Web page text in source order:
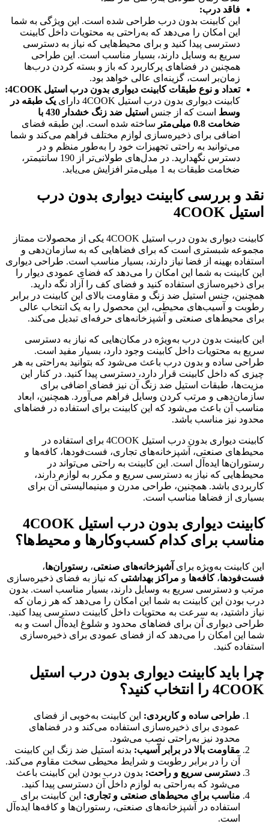
فاقد درب:
این کابینت بدون درب طراحی شده است. این ویژگی به شما
این امکان را می‌دهد که به‌راحتی به محتویات داخل کابینت
دسترسی پیدا کنید و برای محیط‌هایی که نیاز به دسترسی
سریع به وسایل دارند، بسیار مناسب است. این طراحی
همچنین در فضاهای پرکاربرد که باز و بسته کردن درب‌ها
زمان‌بر است، گزینه‌ای عالی خواهد بود.
تعداد و نوع طبقات کابینت دیواری بدون درب استیل 4COOK
:
کابینت دیواری بدون درب استیل 4COOK دارای
یک طبقه در
وسط است که از جنس
استیل ضد زنگ خشدار 430 با
ضخامت 0.8 میلی‌متر
ساخته شده است. این طبقه فضای
اضافی برای ذخیره‌سازی لوازم مختلف فراهم می‌کند و شما
می‌توانید به راحتی تجهیزات خود را به‌طور منظم و در
دسترس نگهدارید. در مدل‌های طولانی‌تر از 190 سانتیمتر،
ضخامت طبقات به 1 میلی‌متر افزایش می‌یابد.
نقد و بررسی کابینت دیواری بدون درب
استیل 4COOK
کابینت دیواری بدون درب استیل 4COOK یکی از محصولات ممتاز
مجموعه شبستری است که برای فضاهایی که به سازمان‌دهی و
استفاده بهینه از فضا نیاز دارند، بسیار مناسب است. طراحی دیواری
این کابینت به شما این امکان را می‌دهد که فضای عمودی دیوار را
برای ذخیره‌سازی استفاده کنید و فضای کف را آزاد نگه دارید.
همچنین، جنس استیل ضد زنگ و مقاومت بالای این کابینت در برابر
رطوبت و آسیب‌های محیطی، این محصول را به یک انتخاب عالی
برای محیط‌های صنعتی و آشپزخانه‌های حرفه‌ای تبدیل می‌کند.
این کابینت بدون درب به‌ویژه در مکان‌هایی که نیاز به دسترسی
سریع به محتویات داخل کابینت وجود دارد، بسیار مفید است.
طراحی ساده و بدون درب باعث می‌شود که بتوانید به‌راحتی به هر
چیزی که داخل کابینت قرار دارد، دسترسی پیدا کنید. در کنار این
مزیت‌ها، طبقات استیل ضد زنگ آن نیز فضای اضافی برای
سازمان‌دهی و مرتب کردن وسایل فراهم می‌آورد. همچنین، ابعاد
مناسب آن باعث می‌شود که این کابینت برای استفاده در فضاهای
محدود نیز مناسب باشد.
کابینت دیواری بدون درب استیل 4COOK برای استفاده در
محیط‌های صنعتی، آشپزخانه‌های تجاری، فست‌فودها، کافه‌ها و
رستوران‌ها ایده‌آل است. این کابینت به راحتی می‌تواند در
محیط‌هایی که نیاز به دسترسی سریع و مکرر به لوازم دارند،
کاربردی باشد. همچنین، طراحی مدرن و مینیمالیستی آن برای
بسیاری از فضاها مناسب است.
کابینت دیواری بدون درب استیل 4COOK
مناسب برای کدام کسب‌وکارها و محیط‌ها؟
این کابینت به‌ویژه برای آشپزخانه‌های صنعتی، رستوران‌ها،
فست‌فودها،کافه‌ها و مراکز بهداشتی که نیاز به فضای ذخیره‌سازی
مرتب و دسترسی سریع به وسایل دارند، بسیار مناسب است. بدون
درب بودن این کابینت به شما این امکان را می‌دهد که هر زمان که
نیاز داشتید، به سرعت به محتویات داخل کابینت دسترسی پیدا کنید.
طراحی دیواری آن برای فضاهای محدود و شلوغ ایده‌آل است و به
شما این امکان را می‌دهد که از فضای عمودی برای ذخیره‌سازی
استفاده کنید.
چرا باید کابینت دیواری بدون درب استیل
4COOK را انتخاب کنید؟
طراحی ساده و کاربردی: این کابینت به‌خوبی از فضای
عمودی برای ذخیره‌سازی استفاده می‌کند و در فضاهای
محدود نیز به‌راحتی نصب می‌شود.
مقاومت بالا در برابر آسیب: بدنه استیل ضد زنگ این کابینت
آن را در برابر رطوبت و شرایط محیطی سخت مقاوم می‌کند.
دسترسی سریع و راحت: بدون درب بودن این کابینت باعث
می‌شود که به‌راحتی به لوازم داخل آن دسترسی پیدا کنید.
مناسب برای محیط‌های صنعتی و تجاری: این کابینت برای
استفاده در آشپزخانه‌های صنعتی، رستوران‌ها و کافه‌ها ایده‌آل
است.